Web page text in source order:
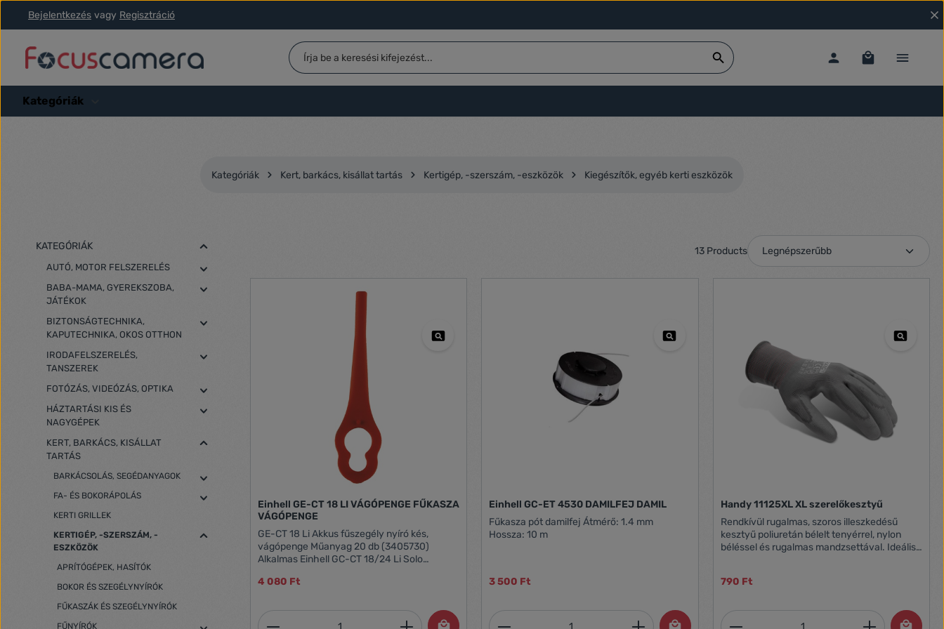
a fő tartalomra
Ugrás a kereséshez
Ugrás a fő navigációhoz
Bejelentkezés vagy Regisztráció
Kategóriák
Kategóriák Kert, barkács, kisállat tartás Kertigép, -szerszám, -eszközök Kiegészítők, egyéb kerti eszközök
KATEGÓRIÁK
AUTÓ, MOTOR FELSZERELÉS
BABA-MAMA, GYEREKSZOBA,
JÁTÉKOK
BIZTONSÁGTECHNIKA,
KAPUTECHNIKA, OKOS OTTHON
IRODAFELSZERELÉS,
TANSZEREK
FOTÓZÁS, VIDEÓZÁS, OPTIKA
HÁZTARTÁSI KIS ÉS
NAGYGÉPEK
KERT, BARKÁCS, KISÁLLAT
TARTÁS
BARKÁCSOLÁS, SEGÉDANYAGOK
FA- ÉS BOKORÁPOLÁS
KERTI GRILLEK
KERTIGÉP, -SZERSZÁM, -
ESZKÖZÖK
APRÍTÓGÉPEK, HASÍTÓK
BOKOR ÉS SZEGÉLYNYÍRÓK
FŰKASZÁK ÉS SZEGÉLYNYÍRÓK
FŰNYÍRÓK
13 Products
Einhell GE-CT 18 LI VÁGÓPENGE FŰKASZA
VÁGÓPENGE
GE-CT 18 Li Akkus fűszegély nyíró kés,
vágópenge Műanyag 20 db (3405730)
Alkalmas Einhell GC-CT 18/24 Li Solo
/ Einhell GE-CT 18 Li Kit (1x2,0Ah)
4 080 Ft
Termékmennyiség: Adja meg a kívánt mennyiséget, vagy használja a gombokat a
Einhell GC-ET 4530 DAMILFEJ DAMIL
Fűkasza pót damilfej Átmérő: 1.4 mm
Hossza: 10 m
3 500 Ft
Termékmennyiség: Adja meg a kívánt mennyiséget, vagy
Handy 11125XL XL szerelőkesztyű
Rendkívül rugalmas, szoros illeszkedésű
kesztyű poliuretán bélelt tenyérrel, nylon
béléssel és rugalmas mandzsettával. Ideális
helyeken ahol kisméretű alkatrészekkel
megfelel a 2016/425 sz. európai irányelvnek,
valamint a harmonizált MSZ EN 420
790 Ft
Termékmennyiség: Adja